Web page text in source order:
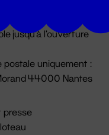
jusqu'à l'ouverture
postale uniquement :
44000 Nantes
presse